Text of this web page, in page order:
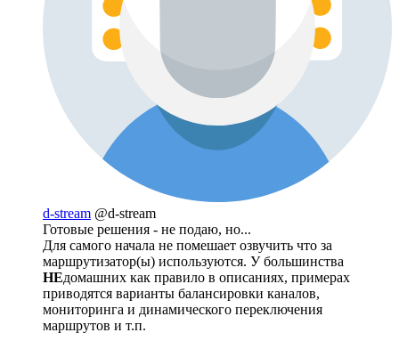
d-stream @d-stream
Готовые решения - не подаю, но...
Для самого начала не помешает озвучить что за
маршрутизатор(ы) используются. У большинства
НЕдомашних как правило в описаниях, примерах
приводятся варианты балансировки каналов,
мониторинга и динамического переключения
маршрутов и т.п.